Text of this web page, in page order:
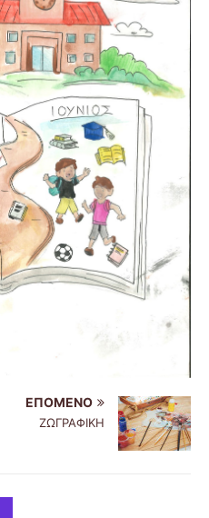
ΕΠΌΜΕΝΟ
ΖΩΓΡΑΦΙΚΗ